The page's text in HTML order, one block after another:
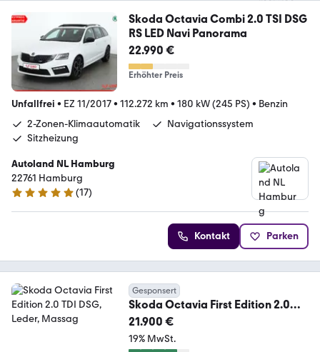
Skoda Octavia Combi 2.0 TSI DSG
RS LED Navi Panorama
22.990 €
Erhöhter Preis
Unfallfrei • EZ 11/2017• 112.272 km • 180 kW (245 PS) • Benzin
2-Zonen-Klimaautomatik
Navigationssystem
Sitzheizung
Autoland NL Hamburg
22761 Hamburg
4.9 Sterne
(17)
Kontakt Parken
Gesponsert
Skoda Octavia First Edition 2.0
TDI DSG, Leder, Massag
21.900 €
19% MwSt.